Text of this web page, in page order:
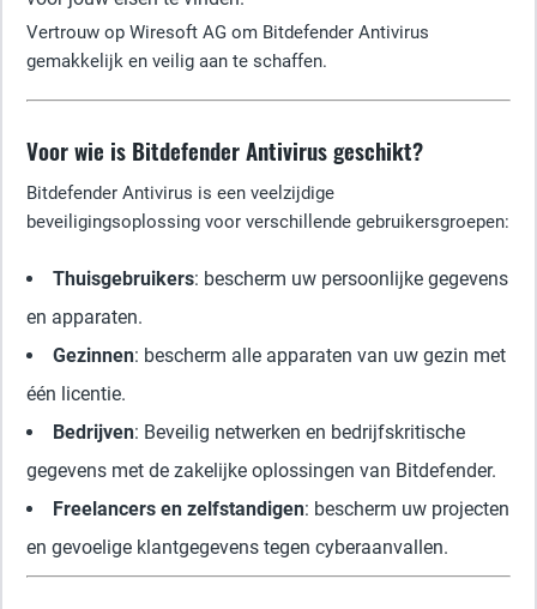
Vertrouw op Wiresoft AG om Bitdefender Antivirus
gemakkelijk en veilig aan te schaffen.
Voor wie is Bitdefender Antivirus geschikt?
Bitdefender Antivirus is een veelzijdige
beveiligingsoplossing voor verschillende gebruikersgroepen:
Thuisgebruikers: bescherm uw persoonlijke gegevens
en apparaten.
Gezinnen: bescherm alle apparaten van uw gezin met
één licentie.
Bedrijven: Beveilig netwerken en bedrijfskritische
gegevens met de zakelijke oplossingen van Bitdefender.
Freelancers en zelfstandigen: bescherm uw projecten
en gevoelige klantgegevens tegen cyberaanvallen.